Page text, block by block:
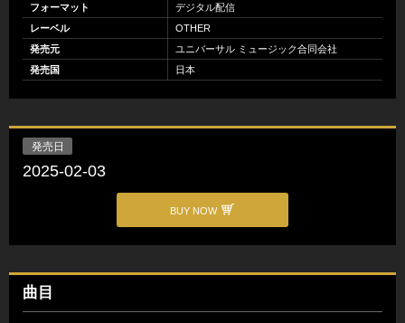
フォーマット
デジタル配信
レーベル
OTHER
発売元
ユニバーサル ミュージック合同会社
発売国
日本
発売日
2025-02-03
BUY NOW
曲目